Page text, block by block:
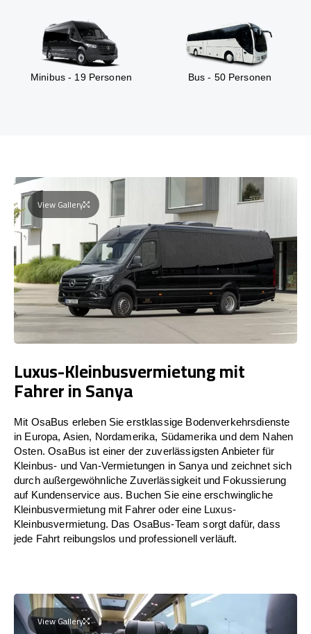
Minibus - 19 Personen Bus - 50 Personen
View Gallery
Luxus-Kleinbusvermietung mit
Fahrer in Sanya
Mit OsaBus erleben Sie erstklassige Bodenverkehrsdienste
in Europa, Asien, Nordamerika, Südamerika und dem Nahen
Osten. OsaBus ist einer der zuverlässigsten Anbieter für
Kleinbus- und Van-Vermietungen in Sanya und zeichnet sich
durch außergewöhnliche Zuverlässigkeit und Fokussierung
auf Kundenservice aus. Buchen Sie eine erschwingliche
Kleinbusvermietung mit Fahrer oder eine Luxus-
Kleinbusvermietung. Das OsaBus-Team sorgt dafür, dass
jede Fahrt reibungslos und professionell verläuft.
View Gallery